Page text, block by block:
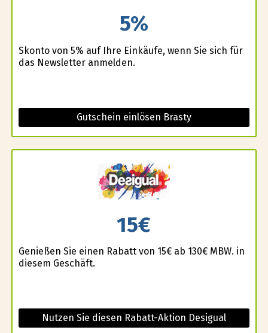
5%
Skonto von 5% auf Ihre Einkäufe, wenn Sie sich für
das Newsletter anmelden.
Gutschein einlösen Brasty
15€
Genießen Sie einen Rabatt von 15€ ab 130€ MBW. in
diesem Geschäft.
Nutzen Sie diesen Rabatt-Aktion Desigual